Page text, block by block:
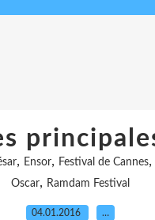
, Ensor, Festival de Cannes,
Oscar, Ramdam Festival
04.01.2016 …